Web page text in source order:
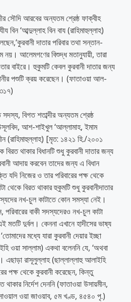
সৌদি আরবের অন্যতম শ্রেষ্ঠ ফাক্বীহ
বিন ‘আব্দুল্লাহ বিন বায (রাহিমাহুল্লাহ)
দাতার পরিবার তথা সন্তান-
আলেমগণের বিশুদ্ধ মতানুযায়ী, তারা
বাইরে। হুকুমটি কেবল কুরবানী দাতার জন্য
পশুটি ক্রয় করেছেন। (ফাতাওয়া আল-
সদস্য, বিগত শতাব্দীর অন্যতম শ্রেষ্ঠ
আশ-শাইখুল ‘আল্লামাহ, ইমাম
(রাহিমাহুল্লাহ) [মৃত: ১৪২১ হি./২০০১
থাকার বিধানটি শুধু কুরবানী দাতার জন্য
আদায় করবেন তাদের জন্য এ বিধান
নিজের ও তার পরিবারের পক্ষ থেকে
থেকে বিরত থাকার হুকুমটি শুধু কুরবানীদাতার
নখ-চুল কাটাতে কোন সমস্যা নেই।
বাকী সদস্যদেরও নখ-চুল কাটা
মতটি দুর্বল। কেননা এখানে হাদীসের ভাষ্য
মধ্যে যারা কুরবানী দেয়ার ইচ্ছা
ওয়া সাল্লাম) একথা বলেননি যে, ‘অথবা
এছাড়া রাসূলুল্লাহ (ছাল্লাল্লাহু আলাইহি
পক্ষ থেকে কুরবানী করেছেন, কিন্তু
নির্দেশ দেননি (ফাতাওয়া উসায়মীন,
ওয়া জাওয়াব, ৫ম খণ্ড, ৪৫৪০ পৃ.)